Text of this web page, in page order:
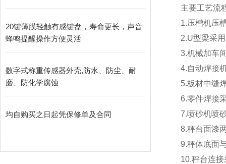
20键薄膜轻触有感键盘，寿命更长，声音
蜂鸣提醒操作方便灵活
数字式称重传感器外壳,防水、防尘、耐
磨、防化学腐蚀
均自购买之日起凭保修单及合同
主要工艺流
1.压槽机压
2.U型梁采
3.机械加车
4.自动焊接
5.板材中缝
6.零件焊接
7.喷砂机喷
8.秤台面漆
9.秤体底面
10.秤台连接